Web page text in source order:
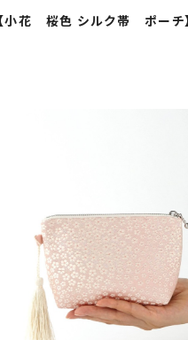
【小花 桜色 シルク帯 ポーチ